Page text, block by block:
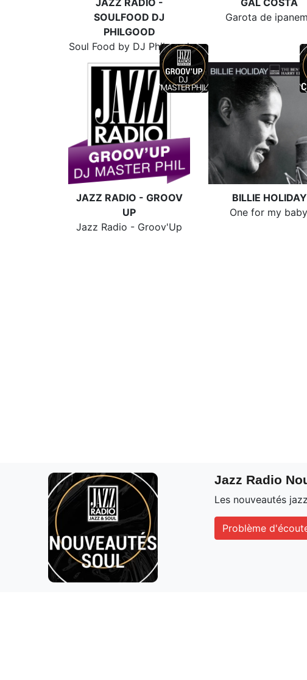
JAZZ RADIO -
SOULFOOD DJ
PHILGOOD
Soul Food by DJ Philgood
GAL COSTA
Garota de
JAZZ RADIO - GROOV
UP
Jazz Radio - Groov'Up
BILLIE HOLIDAY
One for my
Jazz Radio
Les nouveautés
Problème